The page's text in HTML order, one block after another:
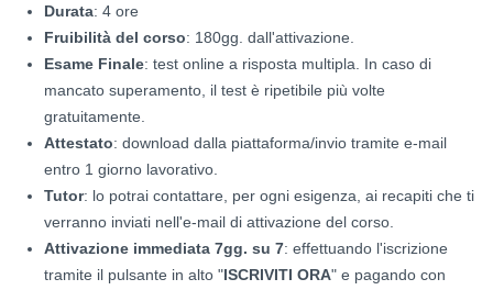
Durata: 4 ore
Fruibilità del corso: 180gg. dall'attivazione.
Esame Finale: test online a risposta multipla. In caso di
mancato superamento, il test è ripetibile più volte
gratuitamente.
Attestato: download dalla piattaforma/invio tramite e-mail
entro 1 giorno lavorativo.
Tutor: lo potrai contattare, per ogni esigenza, ai recapiti che ti
verranno inviati nell'e-mail di attivazione del corso.
Attivazione immediata 7gg. su 7: effettuando l'iscrizione
tramite il pulsante in alto "ISCRIVITI ORA" e pagando con